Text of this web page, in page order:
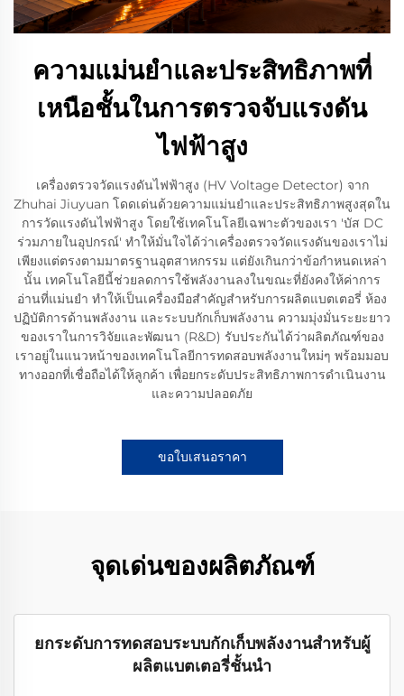
ความแม่นยำและประสิทธิภาพที่
เหนือชั้นในการตรวจจับแรงดัน
ไฟฟ้าสูง
เครื่องตรวจวัดแรงดันไฟฟ้าสูง (HV Voltage Detector) จาก
Zhuhai Jiuyuan โดดเด่นด้วยความแม่นยำและประสิทธิภาพสูงสุดใน
การวัดแรงดันไฟฟ้าสูง โดยใช้เทคโนโลยีเฉพาะตัวของเรา 'บัส DC
ร่วมภายในอุปกรณ์' ทำให้มั่นใจได้ว่าเครื่องตรวจวัดแรงดันของเราไม่
เพียงแต่ตรงตามมาตรฐานอุตสาหกรรม แต่ยังเกินกว่าข้อกำหนดเหล่า
นั้น เทคโนโลยีนี้ช่วยลดการใช้พลังงานลงในขณะที่ยังคงให้ค่าการ
อ่านที่แม่นยำ ทำให้เป็นเครื่องมือสำคัญสำหรับการผลิตแบตเตอรี่ ห้อง
ปฏิบัติการด้านพลังงาน และระบบกักเก็บพลังงาน ความมุ่งมั่นระยะยาว
ของเราในการวิจัยและพัฒนา (R&D) รับประกันได้ว่าผลิตภัณฑ์ของ
เราอยู่ในแนวหน้าของเทคโนโลยีการทดสอบพลังงานใหม่ๆ พร้อมมอบ
ทางออกที่เชื่อถือได้ให้ลูกค้า เพื่อยกระดับประสิทธิภาพการดำเนินงาน
และความปลอดภัย
ขอใบเสนอราคา
จุดเด่นของผลิตภัณฑ์
ยกระดับการทดสอบระบบกักเก็บพลังงานสำหรับผู้
ผลิตแบตเตอรี่ชั้นนำ